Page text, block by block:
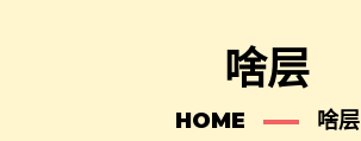
啥层
HOME 啥层